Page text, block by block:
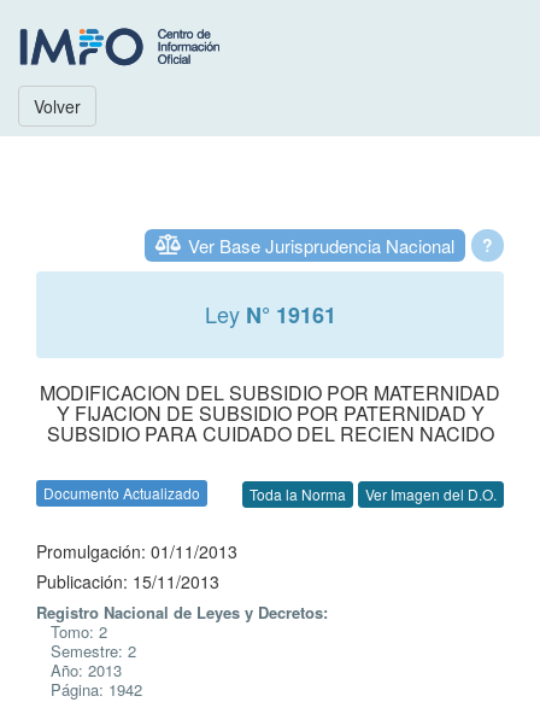
Volver
?
Ver Base Jurisprudencia Nacional
Ley N° 19161
MODIFICACION DEL SUBSIDIO POR MATERNIDAD
Y FIJACION DE SUBSIDIO POR PATERNIDAD Y
SUBSIDIO PARA CUIDADO DEL RECIEN NACIDO
Documento Actualizado Toda la Norma Ver Imagen del D.O.
Promulgación: 01/11/2013
Publicación: 15/11/2013
Registro Nacional de Leyes y Decretos:
Tomo: 2
Semestre: 2
Año: 2013
Página: 1942